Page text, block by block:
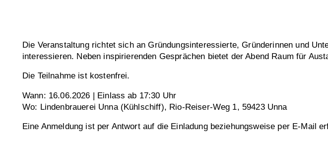
Die Veranstaltung richtet sich an Gründungsinteressierte, Gründerinnen und
interessieren. Neben inspirierenden Gesprächen bietet der Abend Raum für
Die Teilnahme ist kostenfrei.
Wann: 16.06.2026 | Einlass ab 17:30 Uhr
Wo: Lindenbrauerei Unna (Kühlschiff), Rio-Reiser-Weg 1, 59423 Unna
Eine Anmeldung ist per Antwort auf die Einladung beziehungsweise per E-Mail